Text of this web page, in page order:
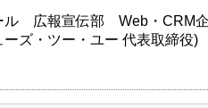
ル 広報宣伝部 Web・CRM
ーズ・ツー・ユー 代表取締役)